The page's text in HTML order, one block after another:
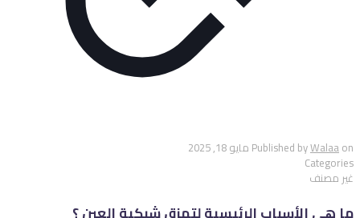
Published byWalaaon مايو 18, 2025
Categories
غير مصنف